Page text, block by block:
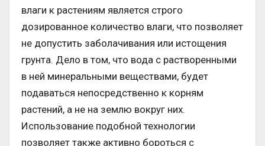
влаги к растениям является строго
дозированное количество влаги, что позволяет
не допустить заболачивания или истощения
грунта. Дело в том, что вода с растворенными
в ней минеральными веществами, будет
подаваться непосредственно к корням
растений, а не на землю вокруг них.
Использование подобной технологии
позволяет также активно бороться с